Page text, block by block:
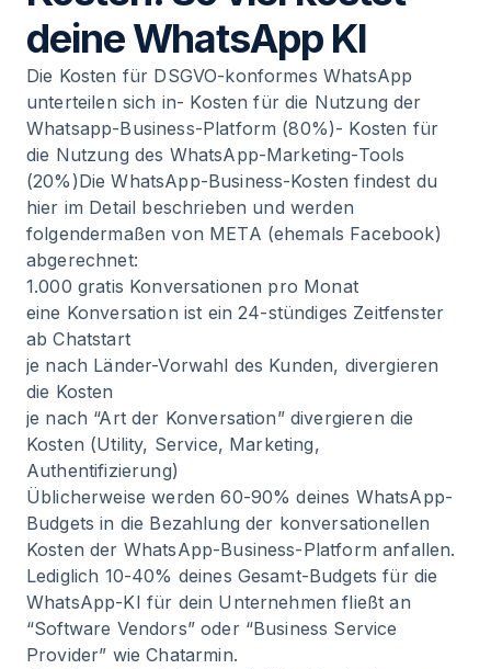
deine WhatsApp KI
Die Kosten für DSGVO-konformes WhatsApp
unterteilen sich in- Kosten für die Nutzung der
Whatsapp-Business-Platform (80%)- Kosten für
die Nutzung des WhatsApp-Marketing-Tools
(20%)DieWhatsApp-Business-Kosten findest du
hier im Detail beschrieben und werden
folgendermaßen von META (ehemals Facebook)
abgerechnet:
1.000 gratis Konversationen pro Monat
eine Konversation ist ein 24-stündiges Zeitfenster
ab Chatstart
je nach Länder-Vorwahl des Kunden, divergieren
die Kosten
je nach “Art der Konversation” divergieren die
Kosten (Utility, Service, Marketing,
Authentifizierung)
Üblicherweise werden 60-90% deines WhatsApp-
Budgets in die Bezahlung der konversationellen
Kosten der WhatsApp-Business-Platform anfallen.
Lediglich 10-40% deines Gesamt-Budgets für die
WhatsApp-KI für dein Unternehmen fließt an
“Software Vendors” oder “Business Service
Provider” wie Chatarmin.